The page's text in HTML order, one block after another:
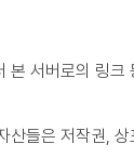
본 서버로의 링크
산들은 저작권, 상